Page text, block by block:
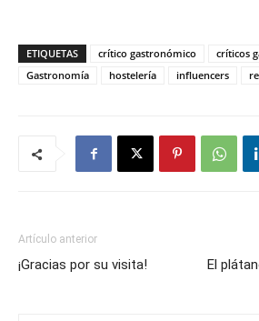
ETIQUETAS crítico gastronómico
críticos
Gastronomía
hostelería influencers
Artículo anterior
¡Gracias por su visita! El